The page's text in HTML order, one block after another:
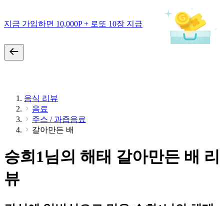
지금 가입하면 10,000P + 로또 10장 지급
음식 리뷰
음료
주스 / 과즙음료
갈아만든 배
승희1님의 해태 갈아만든 배 리
뷰